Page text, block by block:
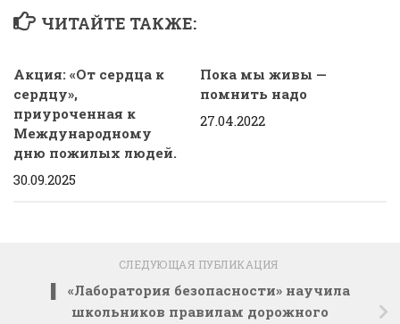
ЧИТАЙТЕ ТАКЖЕ:
Акция: «От сердца к
сердцу»,
приуроченная к
Международному
дню пожилых людей.
30.09.2025
Пока мы живы —
помнить надо
27.04.2022
СЛЕДУЮЩАЯ ПУБЛИКАЦИЯ
▌ «Лаборатория безопасности» научила
школьников правилам дорожного